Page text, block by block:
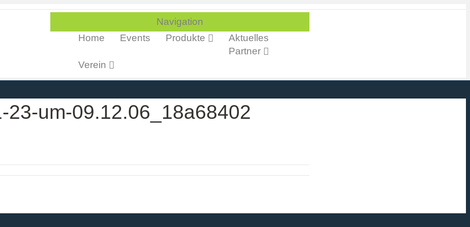
Navigation
Home
Events Produkte
Aktuelles
Partner
Verein
23-um-09.12.06_18a68402